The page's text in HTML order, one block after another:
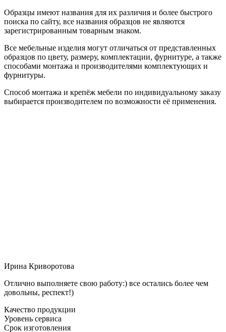
Образцы имеют названия для их различия и более быстрого
поиска по сайту, все названия образцов не являются
зарегистрированным товарным знаком.
Все мебельные изделия могут отличаться от представленных
образцов по цвету, размеру, комплектации, фурнитуре, а также
способами монтажа и производителями комплектующих и
фурнитуры.
Способ монтажа и крепёж мебели по индивидуальному заказу
выбирается производителем по возможности её применения.
Ирина Криворотова
Отлично выполняете свою работу:) все остались более чем
довольны, респект!)
Качество продукции
Уровень сервиса
Срок изготовления